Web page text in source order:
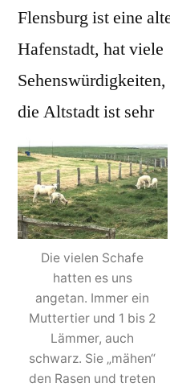
Die vielen Schafe
hatten es uns
angetan. Immer ein
Muttertier und 1 bis 2
Lämmer, auch
schwarz. Sie „mähen“
den Rasen und treten
Flensburg ist eine
Hafenstadt, hat viele
Sehenswürdigkeiten,
die Altstadt ist sehr